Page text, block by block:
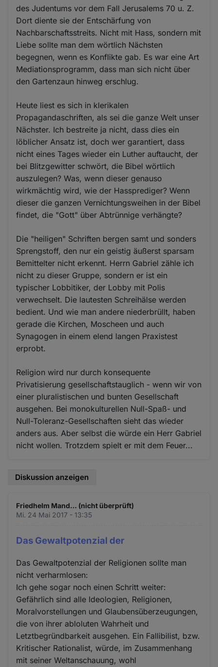
des Judentums vor dem Fall Jerusalems 70 u. Z.
Dort diente sie der Entschärfung von
Nachbarschaftsstreits. Nicht mit Hass, sondern mit
Liebe sollte man dem wörtlich Nächsten
begegnen, wenn es Konflikte gab. Es war eine Art
Mediationsprogramm, dass man sich nicht über
den Gartenzaun hinweg erschlug.
Heute liest es sich in klerikalen
Propagandaschriften, als sei die ganze Welt unser
Nächster. Ich bestreite ja nicht, dass dies ein
löblicher Ansatz ist, doch wer garantiert, dass
nicht eines Tages wieder ein Luther auftaucht, der
bei Blitzgewitter schwört, die Bibel wörtlich
auszulegen? Was, wenn dieser genauso
wirkmächtig wird, wie der Hassprediger? Wenn
dieser die ganzen Vernichtungsweihen in der Bibel
findet, die "Gott" über Abtrünnige verhängte?
Die "heiligen" Schriften bergen samt und sonders
Sprengstoff, den nur ein geistig äußerst sparsam
Bemittelter nicht erkennt. Herrn Gabriel zähle ich
nicht zu dieser Gruppe, sondern er ist ein
typischer Lobbitiker, der Lobby mit Polis
verwechselt. Die lautesten Schreihälse werden
bedient. Und wie man andere niederbrüllt, haben
gerade die Kirchen, Moscheen und auch
Synagogen in einem elend langen Praxistest
erprobt.
Religion wird nur durch konsequente
Privatisierung gesellschaftstauglich - wenn wir von
einer pluralistischen und bunten Gesellschaft
ausgehen. Bei monokulturellen Null-Spaß- und
Null-Toleranz-Gesellschaften sieht das wieder
anders aus. Aber selbst die würde ein Herr Gabriel
nicht wollen. Trotzdem spielt er mit dem Feuer...
Diskussion anzeigen
Friedhelm Mand… (nicht überprüft)
Mi. 24 Mai 2017 - 13:35
Das Gewaltpotenzial der
Das Gewaltpotenzial der Religionen sollte man
nicht verharmlosen:
Ich gehe sogar noch einen Schritt weiter:
Gefährlich sind alle Ideologien, Religionen,
Moralvorstellungen und Glaubensüberzeugungen,
die von ihrer abloluten Wahrheit und
Letztbegründbarkeit ausgehen. Ein Fallibilist, bzw.
Kritischer Rationalist, würde, im Zusammenhang
mit seiner Weltanschauung, wohl